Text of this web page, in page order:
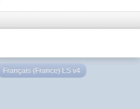
Français (France) LS v4